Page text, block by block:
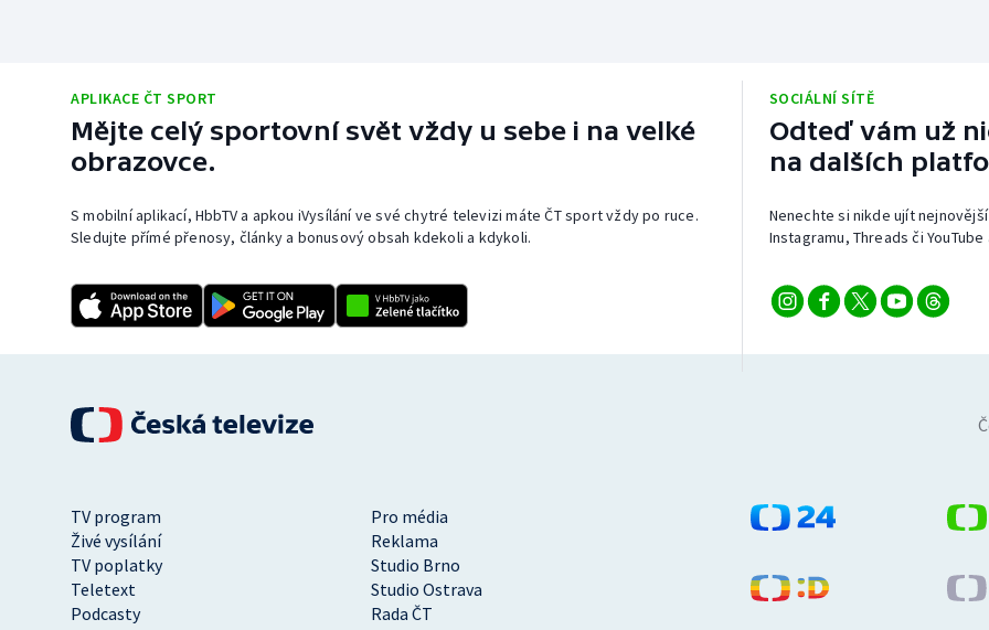
APLIKACE ČT SPORT
Mějte celý sportovní svět vždy u sebe i na velké
obrazovce.
S mobilní aplikací, HbbTV a apkou iVysílání ve své chytré televizi máte ČT sport vždy po ruce.
Sledujte přímé přenosy, články a bonusový obsah kdekoli a kdykoli.
SOCIÁLNÍ SÍTĚ
Odteď vám už
na dalších
Nenechte si nikde ujít
Instagramu, Threads či
TV program
Pro média
Živé vysílání
Reklama
TV poplatky
Studio Brno
Teletext
Studio Ostrava
Podcasty
Rada ČT